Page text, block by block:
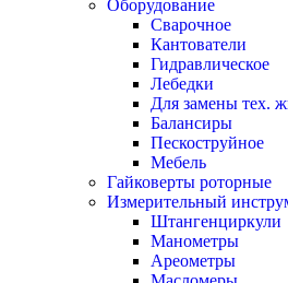
Оборудование
Сварочное
Кантователи
Гидравлическое
Лебедки
Для замены тех.
Балансиры
Пескоструйное
Мебель
Гайковерты роторные
Измерительный
Штангенциркули
Манометры
Ареометры